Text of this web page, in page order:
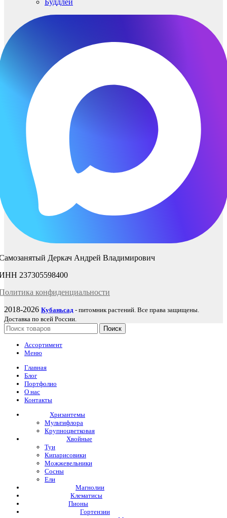
Буддлеи
Деркач Андрей Владимирович
237305598400
конфиденциальности
2018-2026 Кубаньсад - питомник растений. Все права защищены.
Доставка по всей России.
Поиск
Ассортимент
Меню
Главная
Блог
Портфолио
О нас
Контакты
Хризантемы
Мультифлора
Крупноцветковая
Хвойные
Туи
Кипарисовики
Можжевельники
Сосны
Ели
Магнолии
Клематисы
Пионы
Гортензии